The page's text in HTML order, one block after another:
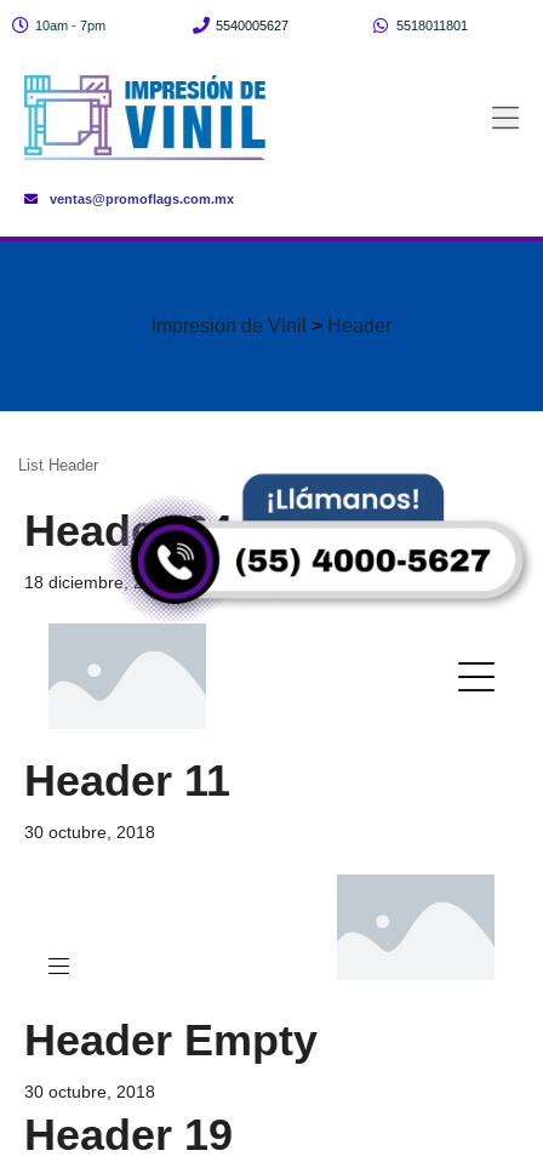
10am - 7pm 5540005627 5518011801
ventas@promoflags.com.mx
Impresion de Vinil > Header
List Header
Header 24
18 diciembre, 2019
Header 11
30 octubre, 2018
Header Empty
30 octubre, 2018
Header 19